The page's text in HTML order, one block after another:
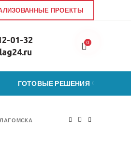
ПРОЕКТЫ
01-32
0
ГОТОВЫЕ РЕШЕНИЯ
ОМСКА